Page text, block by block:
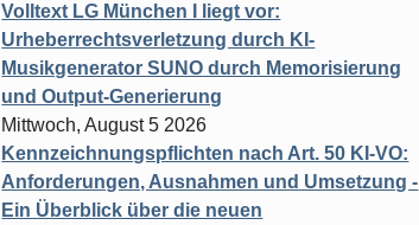
Volltext LG München I liegt vor:
Urheberrechtsverletzung durch KI-
Musikgenerator SUNO durch Memorisierung
und Output-Generierung
Mittwoch, August 5 2026
Kennzeichnungspflichten nach Art. 50 KI-VO:
Anforderungen, Ausnahmen und Umsetzung -
Ein Überblick über die neuen